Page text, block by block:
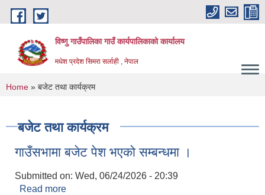
Skip to main content
विष्णु गाउँपालिका गाउँ कार्यपालिकाको कार्यालय
मधेश प्रदेश सिमरा सर्लाही , नेपाल
You are here
Home » बजेट तथा कार्यक्रम
बजेट तथा कार्यक्रम
गाउँसभामा बजेट पेश भएको सम्बन्धमा ।
Submitted on: Wed, 06/24/2026 - 20:39
Read more